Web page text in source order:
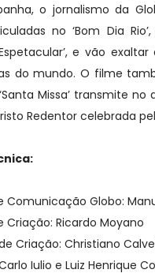
o jornalismo da
no ‘Bom Dia
Espetacular’, e vão
do mundo. O filme
Missa’ transmite
Redentor celebrada
Comunicação Globo:
Criação: Ricardo Moyano
Criação: Christiano
Iulio e Luiz Henrique